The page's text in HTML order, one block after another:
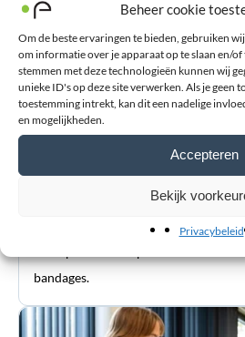
Beheer cookie
Om de beste ervaringen te bieden, gebruiken
om informatie over je apparaat op te slaan en/
stemmen met deze technologieën kunnen wij
unieke ID's op deze site verwerken. Als je geen
toestemming intrekt, kan dit een nadelige
en mogelijkheden.
Accepteren
Bekijk
Privacybeleid
Informatie over blessures en advies
bandages.